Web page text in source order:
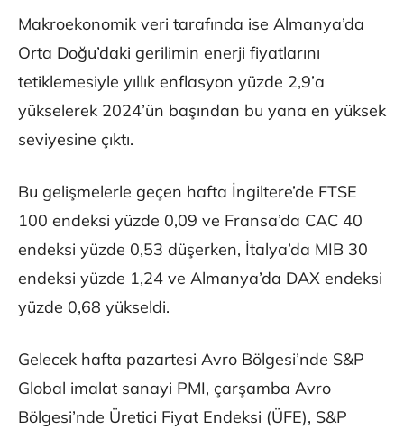
Makroekonomik veri tarafında ise Almanya’da
Orta Doğu’daki gerilimin enerji fiyatlarını
tetiklemesiyle yıllık enflasyon yüzde 2,9’a
yükselerek 2024’ün başından bu yana en yüksek
seviyesine çıktı.
Bu gelişmelerle geçen hafta İngiltere’de FTSE
100 endeksi yüzde 0,09 ve Fransa’da CAC 40
endeksi yüzde 0,53 düşerken, İtalya’da MIB 30
endeksi yüzde 1,24 ve Almanya’da DAX endeksi
yüzde 0,68 yükseldi.
Gelecek hafta pazartesi Avro Bölgesi’nde S&P
Global imalat sanayi PMI, çarşamba Avro
Bölgesi’nde Üretici Fiyat Endeksi (ÜFE), S&P